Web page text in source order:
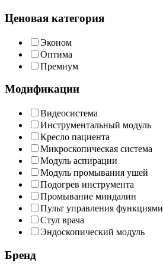
Ценовая категория
Эконом
Оптима
Премиум
Модификации
Видеосистема
Инструментальный модуль
Кресло пациента
Микроскопическая система
Модуль аспирации
Модуль промывания ушей
Подогрев инструмента
Промывание миндалин
Пульт управления функциями
Стул врача
Эндоскопический модуль
Бренд